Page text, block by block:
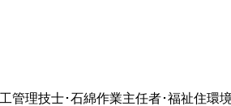
管理技士･石綿作業主任者･福祉住環